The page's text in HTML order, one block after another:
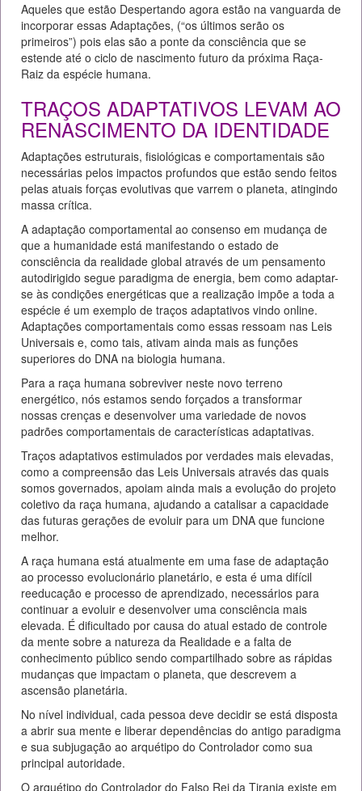
Aqueles que estão Despertando agora estão na vanguarda de
incorporar essas Adaptações, (“os últimos serão os
primeiros”) pois elas são a ponte da consciência que se
estende até o ciclo de nascimento futuro da próxima Raça-
Raiz da espécie humana.
TRAÇOS ADAPTATIVOS LEVAM AO
RENASCIMENTO DA IDENTIDADE
Adaptações estruturais, fisiológicas e comportamentais são
necessárias pelos impactos profundos que estão sendo feitos
pelas atuais forças evolutivas que varrem o planeta, atingindo
massa crítica.
A adaptação comportamental ao consenso em mudança de
que a humanidade está manifestando o estado de
consciência da realidade global através de um pensamento
autodirigido segue paradigma de energia, bem como adaptar-
se às condições energéticas que a realização impõe a toda a
espécie é um exemplo de traços adaptativos vindo online.
Adaptações comportamentais como essas ressoam nas Leis
Universais e, como tais, ativam ainda mais as funções
superiores do DNA na biologia humana.
Para a raça humana sobreviver neste novo terreno
energético, nós estamos sendo forçados a transformar
nossas crenças e desenvolver uma variedade de novos
padrões comportamentais de características adaptativas.
Traços adaptativos estimulados por verdades mais elevadas,
como a compreensão das Leis Universais através das quais
somos governados, apoiam ainda mais a evolução do projeto
coletivo da raça humana, ajudando a catalisar a capacidade
das futuras gerações de evoluir para um DNA que funcione
melhor.
A raça humana está atualmente em uma fase de adaptação
ao processo evolucionário planetário, e esta é uma difícil
reeducação e processo de aprendizado, necessários para
continuar a evoluir e desenvolver uma consciência mais
elevada. É dificultado por causa do atual estado de controle
da mente sobre a natureza da Realidade e a falta de
conhecimento público sendo compartilhado sobre as rápidas
mudanças que impactam o planeta, que descrevem a
ascensão planetária.
No nível individual, cada pessoa deve decidir se está disposta
a abrir sua mente e liberar dependências do antigo paradigma
e sua subjugação ao arquétipo do Controlador como sua
principal autoridade.
O arquétipo do Controlador do Falso Rei da Tirania existe em